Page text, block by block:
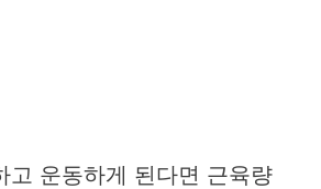
고 운동하게 된다면 근육량